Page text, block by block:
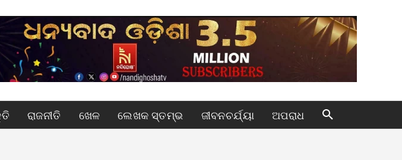
ରାଜନୀତି ଖେଳ ଲେଖକ ସ୍ତମ୍ଭ ଜୀବନଚର୍ଯ୍ୟା ଅପରାଧ